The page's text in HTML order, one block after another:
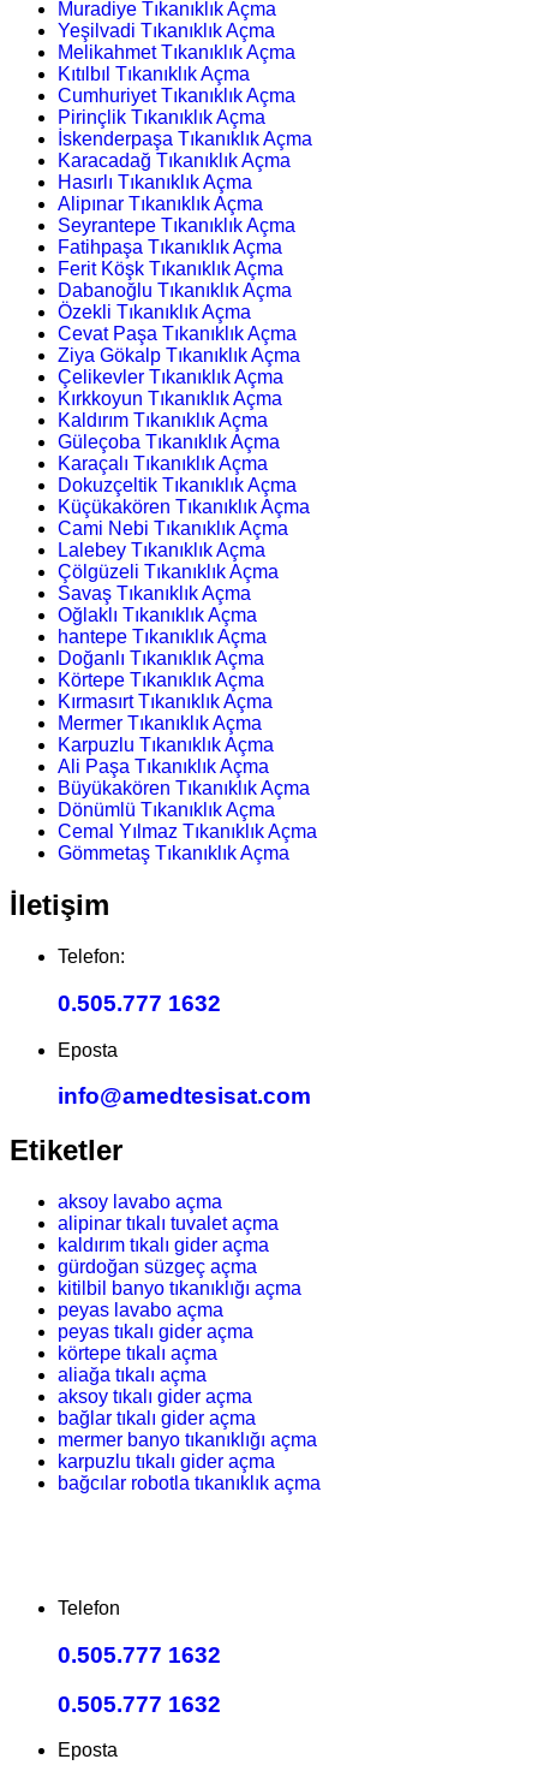
Muradiye Tıkanıklık Açma
Yeşilvadi Tıkanıklık Açma
Melikahmet Tıkanıklık Açma
Kıtılbıl Tıkanıklık Açma
Cumhuriyet Tıkanıklık Açma
Pirinçlik Tıkanıklık Açma
İskenderpaşa Tıkanıklık Açma
Karacadağ Tıkanıklık Açma
Hasırlı Tıkanıklık Açma
Alipınar Tıkanıklık Açma
Seyrantepe Tıkanıklık Açma
Fatihpaşa Tıkanıklık Açma
Ferit Köşk Tıkanıklık Açma
Dabanoğlu Tıkanıklık Açma
Özekli Tıkanıklık Açma
Cevat Paşa Tıkanıklık Açma
Ziya Gökalp Tıkanıklık Açma
Çelikevler Tıkanıklık Açma
Kırkkoyun Tıkanıklık Açma
Kaldırım Tıkanıklık Açma
Güleçoba Tıkanıklık Açma
Karaçalı Tıkanıklık Açma
Dokuzçeltik Tıkanıklık Açma
Küçükakören Tıkanıklık Açma
Cami Nebi Tıkanıklık Açma
Lalebey Tıkanıklık Açma
Çölgüzeli Tıkanıklık Açma
Savaş Tıkanıklık Açma
Oğlaklı Tıkanıklık Açma
hantepe Tıkanıklık Açma
Doğanlı Tıkanıklık Açma
Körtepe Tıkanıklık Açma
Kırmasırt Tıkanıklık Açma
Mermer Tıkanıklık Açma
Karpuzlu Tıkanıklık Açma
Ali Paşa Tıkanıklık Açma
Büyükakören Tıkanıklık Açma
Dönümlü Tıkanıklık Açma
Cemal Yılmaz Tıkanıklık Açma
Gömmetaş Tıkanıklık Açma
İletişim
Telefon:
0.505.777 1632
Eposta
info@amedtesisat.com
Etiketler
aksoy lavabo açma
alipinar tıkalı tuvalet açma
kaldırım tıkalı gider açma
gürdoğan süzgeç açma
kitilbil banyo tıkanıklığı açma
peyas lavabo açma
peyas tıkalı gider açma
körtepe tıkalı açma
aliağa tıkalı açma
aksoy tıkalı gider açma
bağlar tıkalı gider açma
mermer banyo tıkanıklığı açma
karpuzlu tıkalı gider açma
bağcılar robotla tıkanıklık açma
Telefon
0.505.777 1632
0.505.777 1632
Eposta